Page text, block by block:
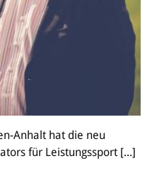
Anhalt hat die neu
für Leistungssport [...]